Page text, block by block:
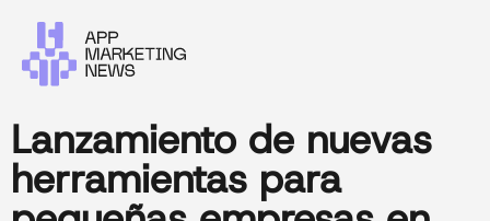
Lanzamiento de nuevas
herramientas para